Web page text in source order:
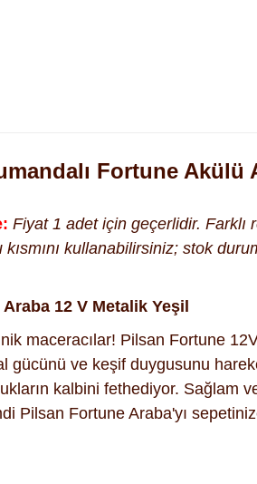
Fortune Akülü
Fiyat 1 adet için geçerlidir.
kullanabilirsiniz; stok
12 V Metalik Yeşil
maceracılar! Pilsan Fortune
gücünü ve keşif duygusunu
kalbini fethediyor. Sağlam
Pilsan Fortune Araba'yı